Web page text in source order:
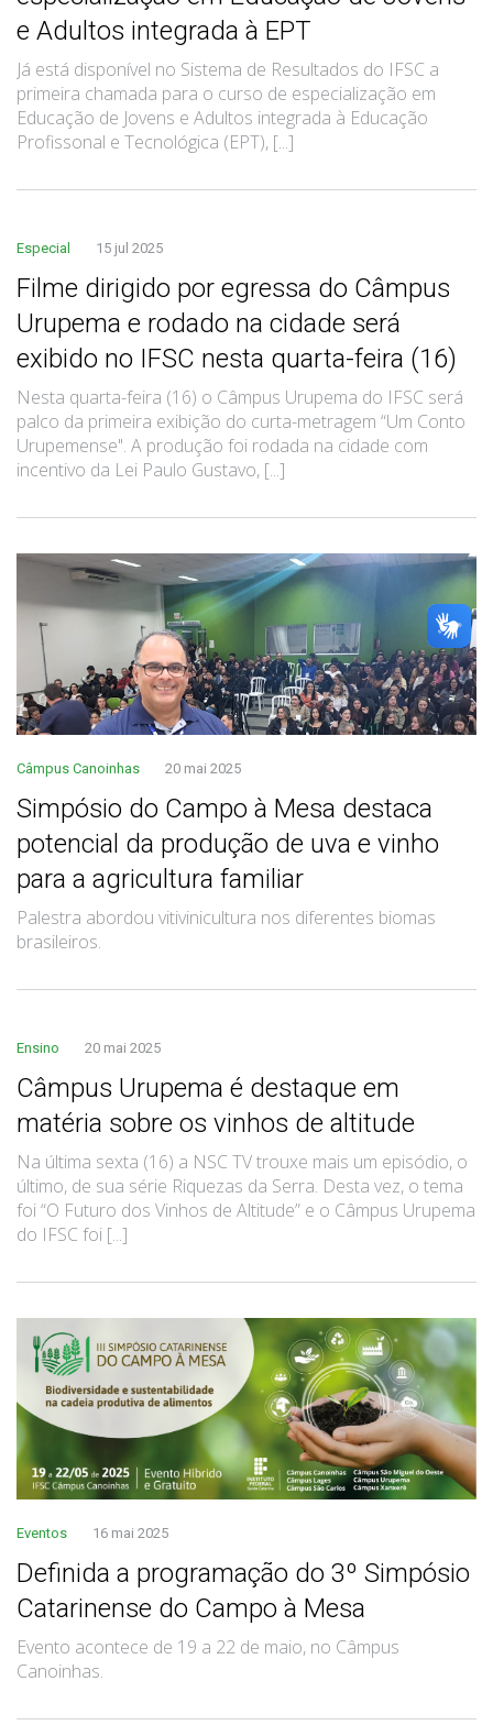
e Adultos integrada à EPT
Já está disponível no Sistema de Resultados do IFSC a
primeira chamada para o curso de especialização em
Educação de Jovens e Adultos integrada à Educação
Profissonal e Tecnológica (EPT), [...]
Especial 15 jul 2025
Filme dirigido por egressa do Câmpus
Urupema e rodado na cidade será
exibido no IFSC nesta quarta-feira (16)
Nesta quarta-feira (16) o Câmpus Urupema do IFSC será
palco da primeira exibição do curta-metragem “Um Conto
Urupemense". A produção foi rodada na cidade com
incentivo da Lei Paulo Gustavo, [...]
Câmpus Canoinhas 20 mai 2025
Simpósio do Campo à Mesa destaca
potencial da produção de uva e vinho
para a agricultura familiar
Palestra abordou vitivinicultura nos diferentes biomas
brasileiros.
Ensino 20 mai 2025
Câmpus Urupema é destaque em
matéria sobre os vinhos de altitude
Na última sexta (16) a NSC TV trouxe mais um episódio, o
último, de sua série Riquezas da Serra. Desta vez, o tema
foi “O Futuro dos Vinhos de Altitude” e o Câmpus Urupema
do IFSC foi [...]
Eventos 16 mai 2025
Definida a programação do 3º Simpósio
Catarinense do Campo à Mesa
Evento acontece de 19 a 22 de maio, no Câmpus
Canoinhas.